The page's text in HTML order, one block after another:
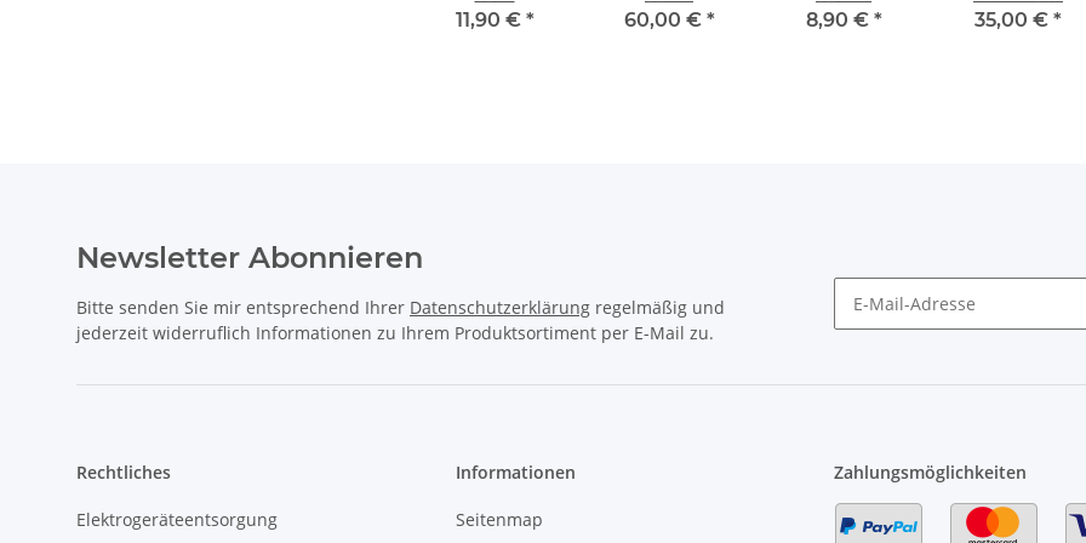
11,90 € *
60,00 € *
8,90 € *
35,00 € *
Newsletter Abonnieren
Bitte senden Sie mir entsprechend Ihrer Datenschutzerklärung regelmäßig und
jederzeit widerruflich Informationen zu Ihrem Produktsortiment per E-Mail zu.
Rechtliches
Elektrogeräteentsorgung
Informationen
Seitenmap
Zahlungsmöglichkeiten